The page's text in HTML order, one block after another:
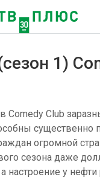
1)
Comedy Club
существенно
огромной
сезона даже
настроение у нефти